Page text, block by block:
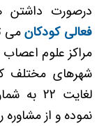
درصورت داشتن
فعالی کودکان می
مراکز علوم
لغایت 22 به شماره تلفن
نموده و از مشاوره